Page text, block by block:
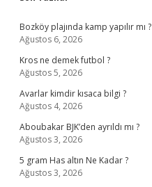
Sidebar
Bozköy plajında kamp yapılır mı ?
Ağustos 6, 2026
Kros ne demek futbol ?
Ağustos 5, 2026
Avarlar kimdir kısaca bilgi ?
Ağustos 4, 2026
Aboubakar BJK’den ayrıldı mı ?
Ağustos 3, 2026
5 gram Has altın Ne Kadar ?
Ağustos 3, 2026